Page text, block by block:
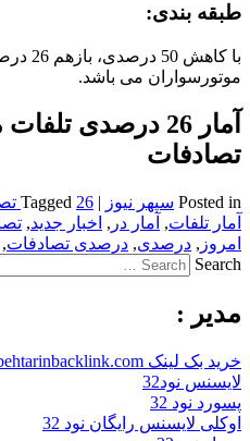
طبقه بندی:
با
موتورسواران می باشد.
آمار 26 درصدی
تصادفات
Posted in سپهر نیوز |
Tagged 26 تصادفات
آمار تلفات, آمار در , اخبار جدید,
امروز , درصدی, درصدی تصادفات,
Search
مدیر :
خرید بک لینک behtarinbacklink.com
لایسنس نود32
پسورد نود 32
اوکلی لایسنس رایگان نود 32